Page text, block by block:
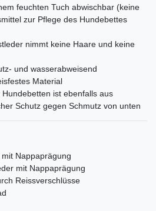
feuchten Tuch abwischbar (keine
zur Pflege des Hundebettes
nimmt keine Haare und keine
und wasserabweisend
Material
ist ebenfalls aus
Schutz gegen Schmutz von unten
Nappaprägung
mit Nappaprägung
Reissverschlüsse